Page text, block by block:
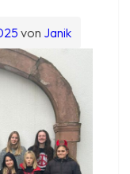
von Janik